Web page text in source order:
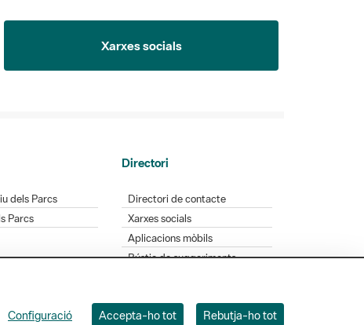
Xarxes socials
dels Parcs
Parcs
Directori
Directori de contacte
Xarxes socials
Aplicacions mòbils
Bústia de suggeriments
Configuració Accepta-ho tot Rebutja-ho tot